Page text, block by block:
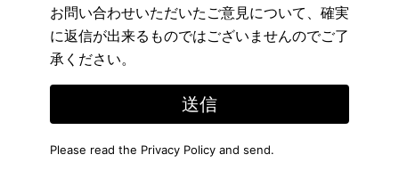
お問い合わせいただいたご意見について、確実
に返信が出来るものではございませんのでご了
承ください。
送信
Please read the Privacy Policy and send.